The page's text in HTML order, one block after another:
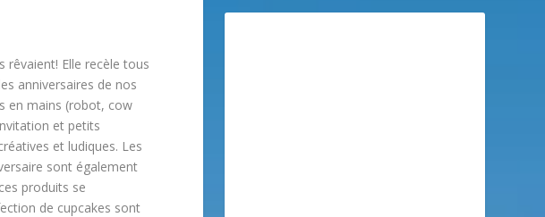
rêvaient! Elle recèle tous
anniversaires de nos
en mains (robot, cow
et petits
et ludiques. Les
sont également
produits se
de cupcakes sont